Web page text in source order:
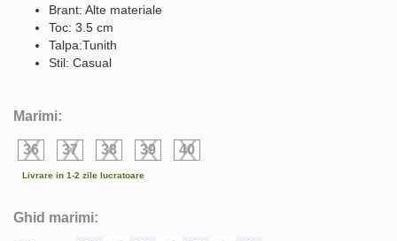
Brant: Alte materiale
Toc: 3.5 cm
Talpa:Tunith
Stil: Casual
Marimi:
36 37 38 39 40
Livrare in 1-2 zile lucratoare
Ghid marimi: